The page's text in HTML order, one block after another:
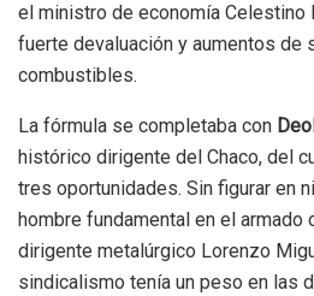
el ministro de economía Celestino
fuerte devaluación y aumentos de
combustibles.
La fórmula se completaba con
histórico dirigente del Chaco, del
tres oportunidades. Sin figurar en
hombre fundamental en el armado
dirigente metalúrgico Lorenzo
sindicalismo tenía un peso en las